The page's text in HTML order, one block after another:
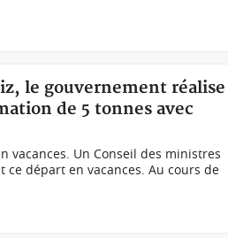
le gouvernement réalise
de 5 tonnes avec
vacances. Un Conseil des ministres
départ en vacances. Au cours de